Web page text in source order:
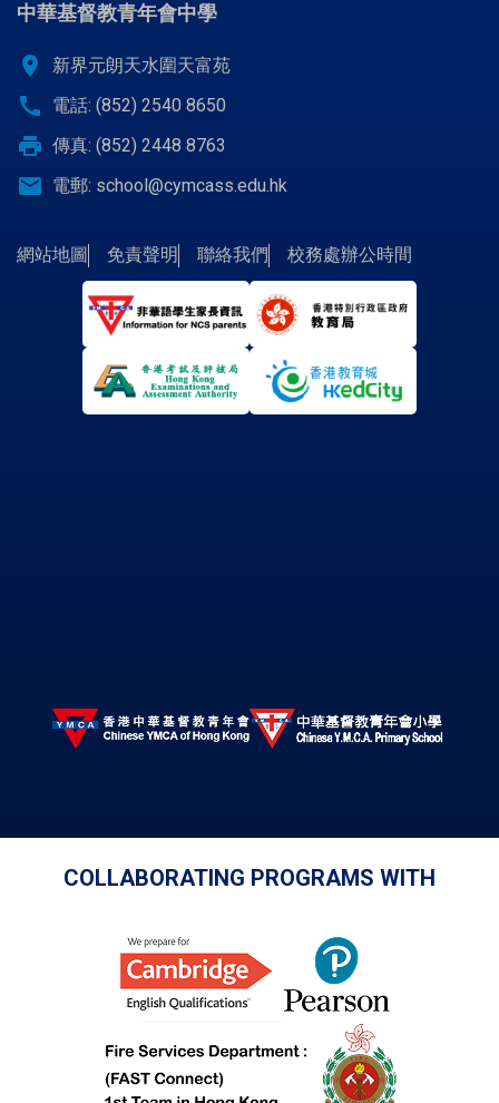
中華基督教青年會中學
location_on 新界元朗天水圍天富苑
call 電話: (852) 2540 8650
print 傳真: (852) 2448 8763
email 電郵: school@cymcass.edu.hk
網站地圖 免責聲明 聯絡我們 校務處辦公時間
COLLABORATING PROGRAMS WITH